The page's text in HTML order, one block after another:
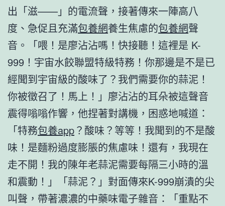
出「滋——」的電流聲，接著傳來一陣高八
度、急促且充滿包養網養生焦慮的包養網聲
音。「喂！是廖沾沾嗎！快接聽！這裡是 K-
999！宇宙水餃聯盟特級特務！你那邊是不是已
經聞到宇宙級的酸味了？我們需要你的蒜泥！
你被徵召了！馬上！」廖沾沾的耳朵被這聲音
震得嗡嗡作響，他捏著對講機，困惑地喊道：
「特務包養app？酸味？等等！我聞到的不是酸
味！是麵粉過度膨脹的焦慮味！還有，我現在
走不開！我的陳年老蒜泥需要每隔三小時的溫
和震動！」「蒜泥？」對面傳來K-999崩潰的尖
叫聲，帶著濃濃的中藥味電子雜音：「重點不